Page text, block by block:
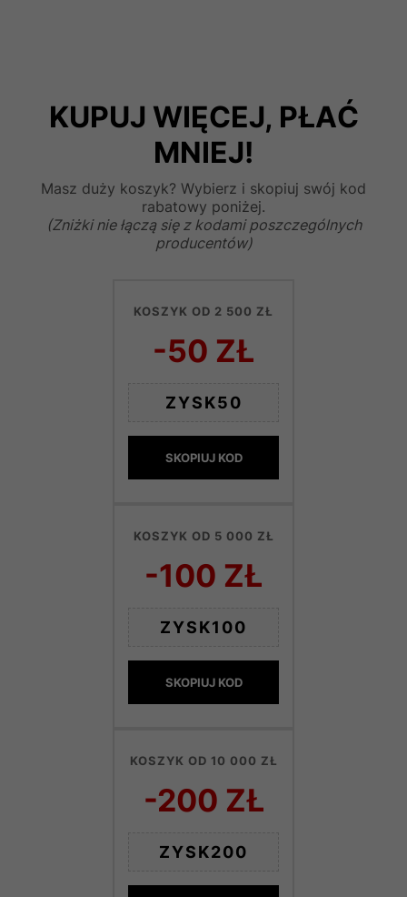
KUPUJ WIĘCEJ, PŁAĆ
MNIEJ!
Masz duży koszyk? Wybierz i skopiuj swój kod
rabatowy poniżej.
(Zniżki nie łączą się z kodami poszczególnych
producentów)
KOSZYK OD 2 500 ZŁ
-50 ZŁ
ZYSK50
SKOPIUJ KOD
KOSZYK OD 5 000 ZŁ
-100 ZŁ
ZYSK100
SKOPIUJ KOD
KOSZYK OD 10 000 ZŁ
-200 ZŁ
ZYSK200